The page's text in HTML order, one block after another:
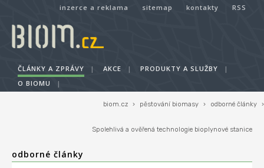
inzerce a reklama sitemap kontakty RSS
ČLÁNKY A ZPRÁVY | AKCE | PRODUKTY A SLUŽBY
|
O BIOMU
|
biom.cz › pěstování biomasy › odborné články ›
Spolehlivá a ověřená technologie bioplynové stanice
odborné články